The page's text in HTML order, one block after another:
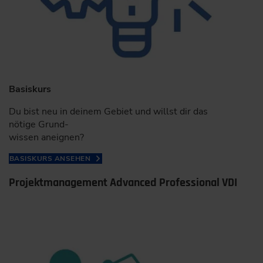
Basiskurs
Du bist neu in deinem Gebiet und willst dir das
nötige Grund-
wissen aneignen?
BASISKURS ANSEHEN
Projektmanagement Advanced Professional VDI